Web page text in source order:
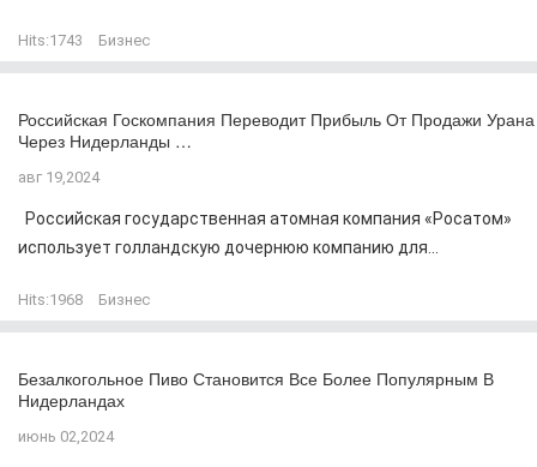
Hits:1743 Бизнес
Российская Госкомпания Переводит Прибыль От Продажи Урана
Через Нидерланды …
авг 19,2024
Российская государственная атомная компания «Росатом»
использует голландскую дочернюю компанию для...
Hits:1968 Бизнес
Безалкогольное Пиво Становится Все Более Популярным В
Нидерландах
июнь 02,2024